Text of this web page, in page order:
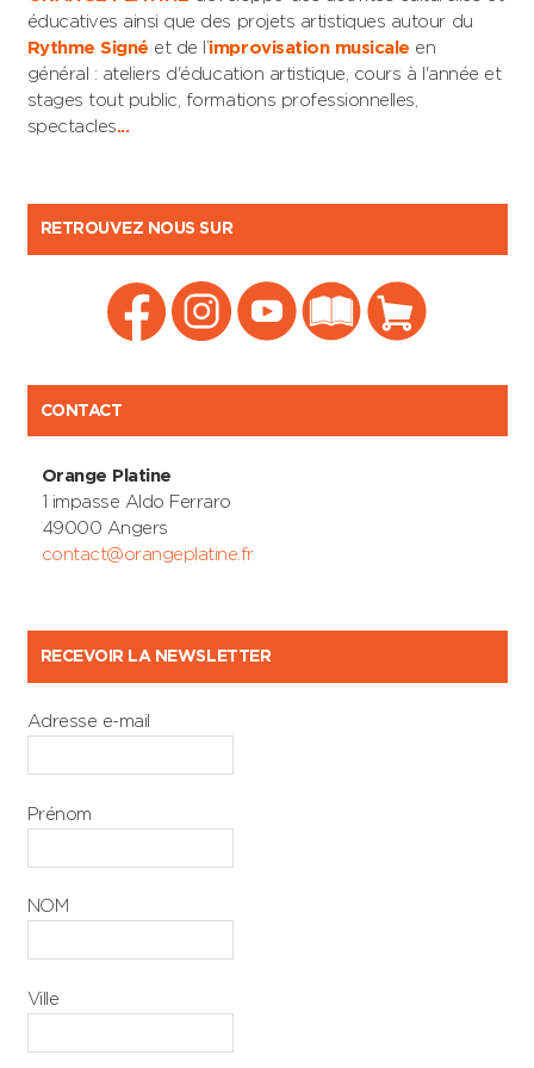
éducatives ainsi que des projets artistiques autour du
Rythme Signé et de l’improvisation musicale en
général : ateliers d'éducation artistique, cours à l'année et
stages tout public, formations professionnelles,
spectacles...
RETROUVEZ NOUS SUR
CONTACT
Orange Platine
1 impasse Aldo Ferraro
49000 Angers
contact@orangeplatine.fr
RECEVOIR LA NEWSLETTER
Adresse e-mail
Prénom
NOM
Ville